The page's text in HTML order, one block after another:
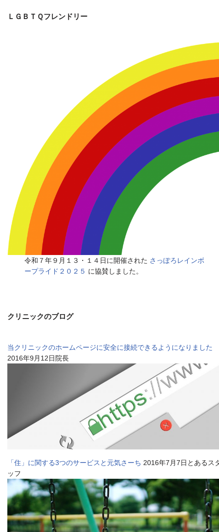
ＬＧＢＴＱフレンドリー
令和７年９月１３・１４日に開催された さっぽろレインボ
ープライド２０２５ に協賛しました。
クリニックのブログ
当クリニックのホームページに安全に接続できるようになりました
2016年9月12日院長
「住」に関する3つのサービスと元気さーち 2016年7月7日とあるス
ッフ